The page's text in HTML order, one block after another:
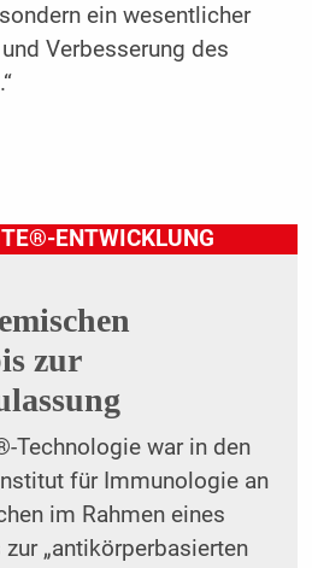
ein wesentlicher
Verbesserung des
ENTWICKLUNG
zur
Technologie war in den
für Immunologie an
im Rahmen eines
„antikörperbasierten